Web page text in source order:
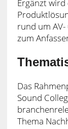
Ergänzt
rund um
zum
Das
Sound
Thema